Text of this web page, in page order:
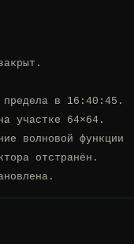
предела в 16:40:45.
участке 64×64.
волновой функции
отстранён.